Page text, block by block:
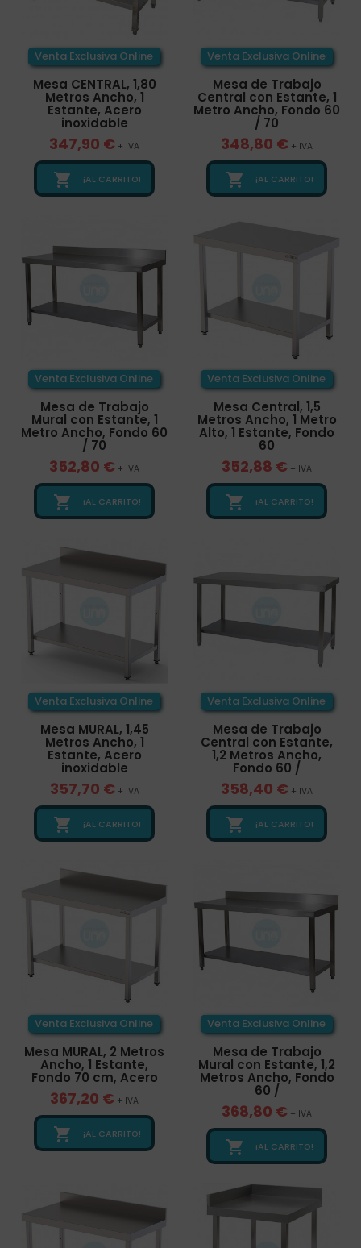
Venta Exclusiva Online
Mesa CENTRAL, 1,80
Metros Ancho, 1
Estante, Acero
inoxidable
347,90 € + IVA
 ¡AL CARRITO!
Venta Exclusiva Online
Mesa de Trabajo
Central con Estante, 1
Metro Ancho, Fondo 60
/ 70
348,80 € + IVA
 ¡AL CARRITO!
Venta Exclusiva Online
Mesa de Trabajo
Mural con Estante, 1
Metro Ancho, Fondo 60
/ 70
352,80 € + IVA
 ¡AL CARRITO!
Venta Exclusiva Online
Mesa Central, 1,5
Metros Ancho, 1 Metro
Alto, 1 Estante, Fondo
60
352,88 € + IVA
 ¡AL CARRITO!
Venta Exclusiva Online
Mesa MURAL, 1,45
Metros Ancho, 1
Estante, Acero
inoxidable
357,70 € + IVA
 ¡AL CARRITO!
Venta Exclusiva Online
Mesa de Trabajo
Central con Estante,
1,2 Metros Ancho,
Fondo 60 /
358,40 € + IVA
 ¡AL CARRITO!
Venta Exclusiva Online
Mesa MURAL, 2 Metros
Ancho, 1 Estante,
Fondo 70 cm, Acero
367,20 € + IVA
 ¡AL CARRITO!
Venta Exclusiva Online
Mesa de Trabajo
Mural con Estante, 1,2
Metros Ancho, Fondo
60 /
368,80 € + IVA
 ¡AL CARRITO!